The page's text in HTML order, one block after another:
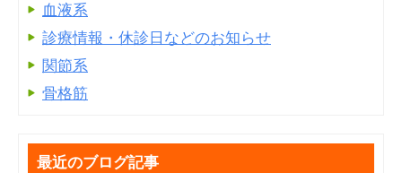
血液系
診療情報・休診日などのお知らせ
関節系
骨格筋
最近のブログ記事